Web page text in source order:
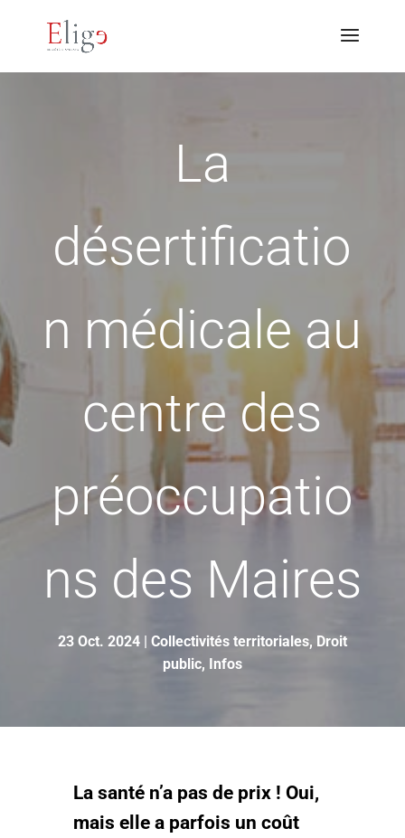
La
désertificatio
n médicale au
centre des
préoccupatio
ns des Maires
23 Oct. 2024| Collectivités territoriales, Droit
public, Infos
La santé n’a pas de prix ! Oui,
mais elle a parfois un coût